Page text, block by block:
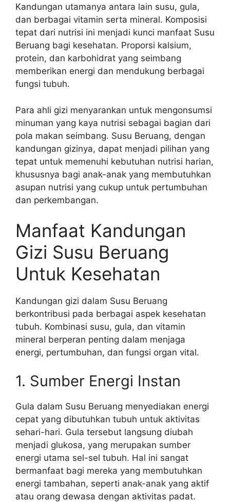
Kandungan utamanya antara lain susu, gula,
dan berbagai vitamin serta mineral. Komposisi
tepat dari nutrisi ini menjadi kunci manfaat Susu
Beruang bagi kesehatan. Proporsi kalsium,
protein, dan karbohidrat yang seimbang
memberikan energi dan mendukung berbagai
fungsi tubuh.
Para ahli gizi menyarankan untuk mengonsumsi
minuman yang kaya nutrisi sebagai bagian dari
pola makan seimbang. Susu Beruang, dengan
kandungan gizinya, dapat menjadi pilihan yang
tepat untuk memenuhi kebutuhan nutrisi harian,
khususnya bagi anak-anak yang membutuhkan
asupan nutrisi yang cukup untuk pertumbuhan
dan perkembangan.
Manfaat Kandungan
Gizi Susu Beruang
Untuk Kesehatan
Kandungan gizi dalam Susu Beruang
berkontribusi pada berbagai aspek kesehatan
tubuh. Kombinasi susu, gula, dan vitamin
mineral berperan penting dalam menjaga
energi, pertumbuhan, dan fungsi organ vital.
1. Sumber Energi Instan
Gula dalam Susu Beruang menyediakan energi
cepat yang dibutuhkan tubuh untuk aktivitas
sehari-hari. Gula tersebut langsung diubah
menjadi glukosa, yang merupakan sumber
energi utama sel-sel tubuh. Hal ini sangat
bermanfaat bagi mereka yang membutuhkan
energi tambahan, seperti anak-anak yang aktif
atau orang dewasa dengan aktivitas padat.